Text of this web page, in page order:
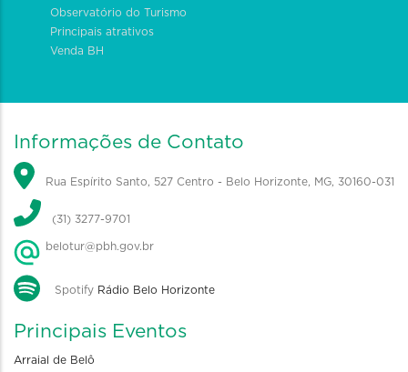
Observatório do Turismo
Principais atrativos
Venda BH
Informações de Contato
Rua Espírito Santo, 527 Centro - Belo Horizonte, MG, 30160-031
(31) 3277-9701
belotur@pbh.gov.br
Spotify Rádio Belo Horizonte
Principais Eventos
Arraial de Belô